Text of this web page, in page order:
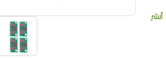
أنشر